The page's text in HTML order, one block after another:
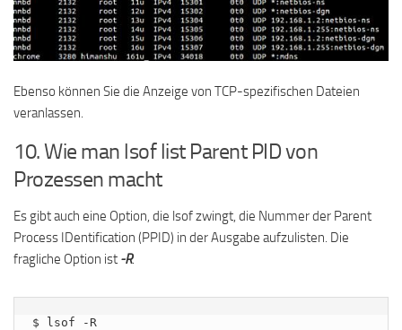
Ebenso können Sie die Anzeige von TCP-spezifischen Dateien
veranlassen.
10. Wie man lsof list Parent PID von
Prozessen macht
Es gibt auch eine Option, die lsof zwingt, die Nummer der Parent
Process IDentification (PPID) in der Ausgabe aufzulisten. Die
fragliche Option ist -R.
$ lsof -R